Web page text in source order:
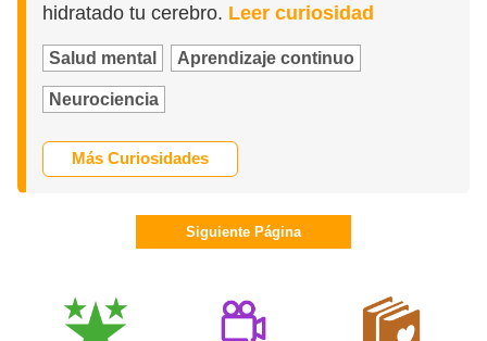
hidratado tu cerebro. Leer curiosidad
Salud mental Aprendizaje continuo
Neurociencia
Más Curiosidades
Siguiente Página